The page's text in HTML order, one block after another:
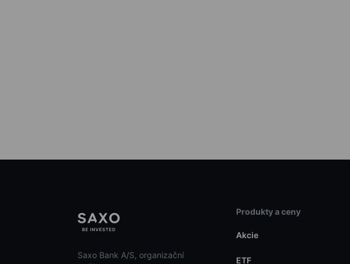
Saxo Bank A/S, organizační
Produkty a ceny
Akcie
ETF